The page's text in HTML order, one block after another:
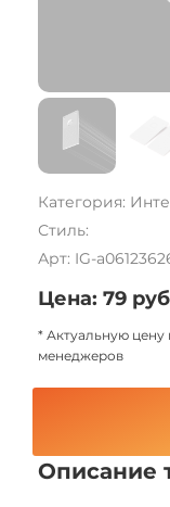
Категория:
Стиль:
Арт: IG-
Цена: 79
* Актуальную цену
менеджеров
Описание